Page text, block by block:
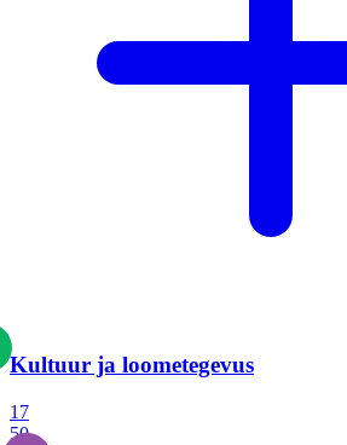
Kultuur ja loometegevus
17
50